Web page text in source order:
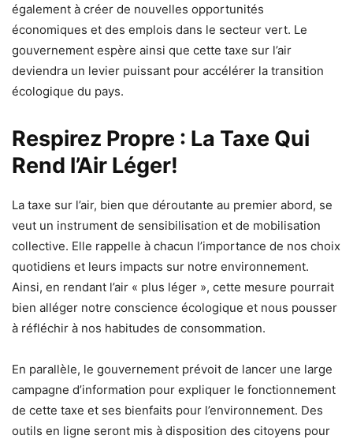
également à créer de nouvelles opportunités
économiques et des emplois dans le secteur vert. Le
gouvernement espère ainsi que cette taxe sur l’air
deviendra un levier puissant pour accélérer la transition
écologique du pays.
Respirez Propre : La Taxe Qui
Rend l’Air Léger!
La taxe sur l’air, bien que déroutante au premier abord, se
veut un instrument de sensibilisation et de mobilisation
collective. Elle rappelle à chacun l’importance de nos choix
quotidiens et leurs impacts sur notre environnement.
Ainsi, en rendant l’air « plus léger », cette mesure pourrait
bien alléger notre conscience écologique et nous pousser
à réfléchir à nos habitudes de consommation.
En parallèle, le gouvernement prévoit de lancer une large
campagne d’information pour expliquer le fonctionnement
de cette taxe et ses bienfaits pour l’environnement. Des
outils en ligne seront mis à disposition des citoyens pour